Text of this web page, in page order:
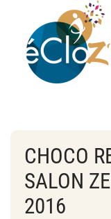
CHOCO
SALON
2016